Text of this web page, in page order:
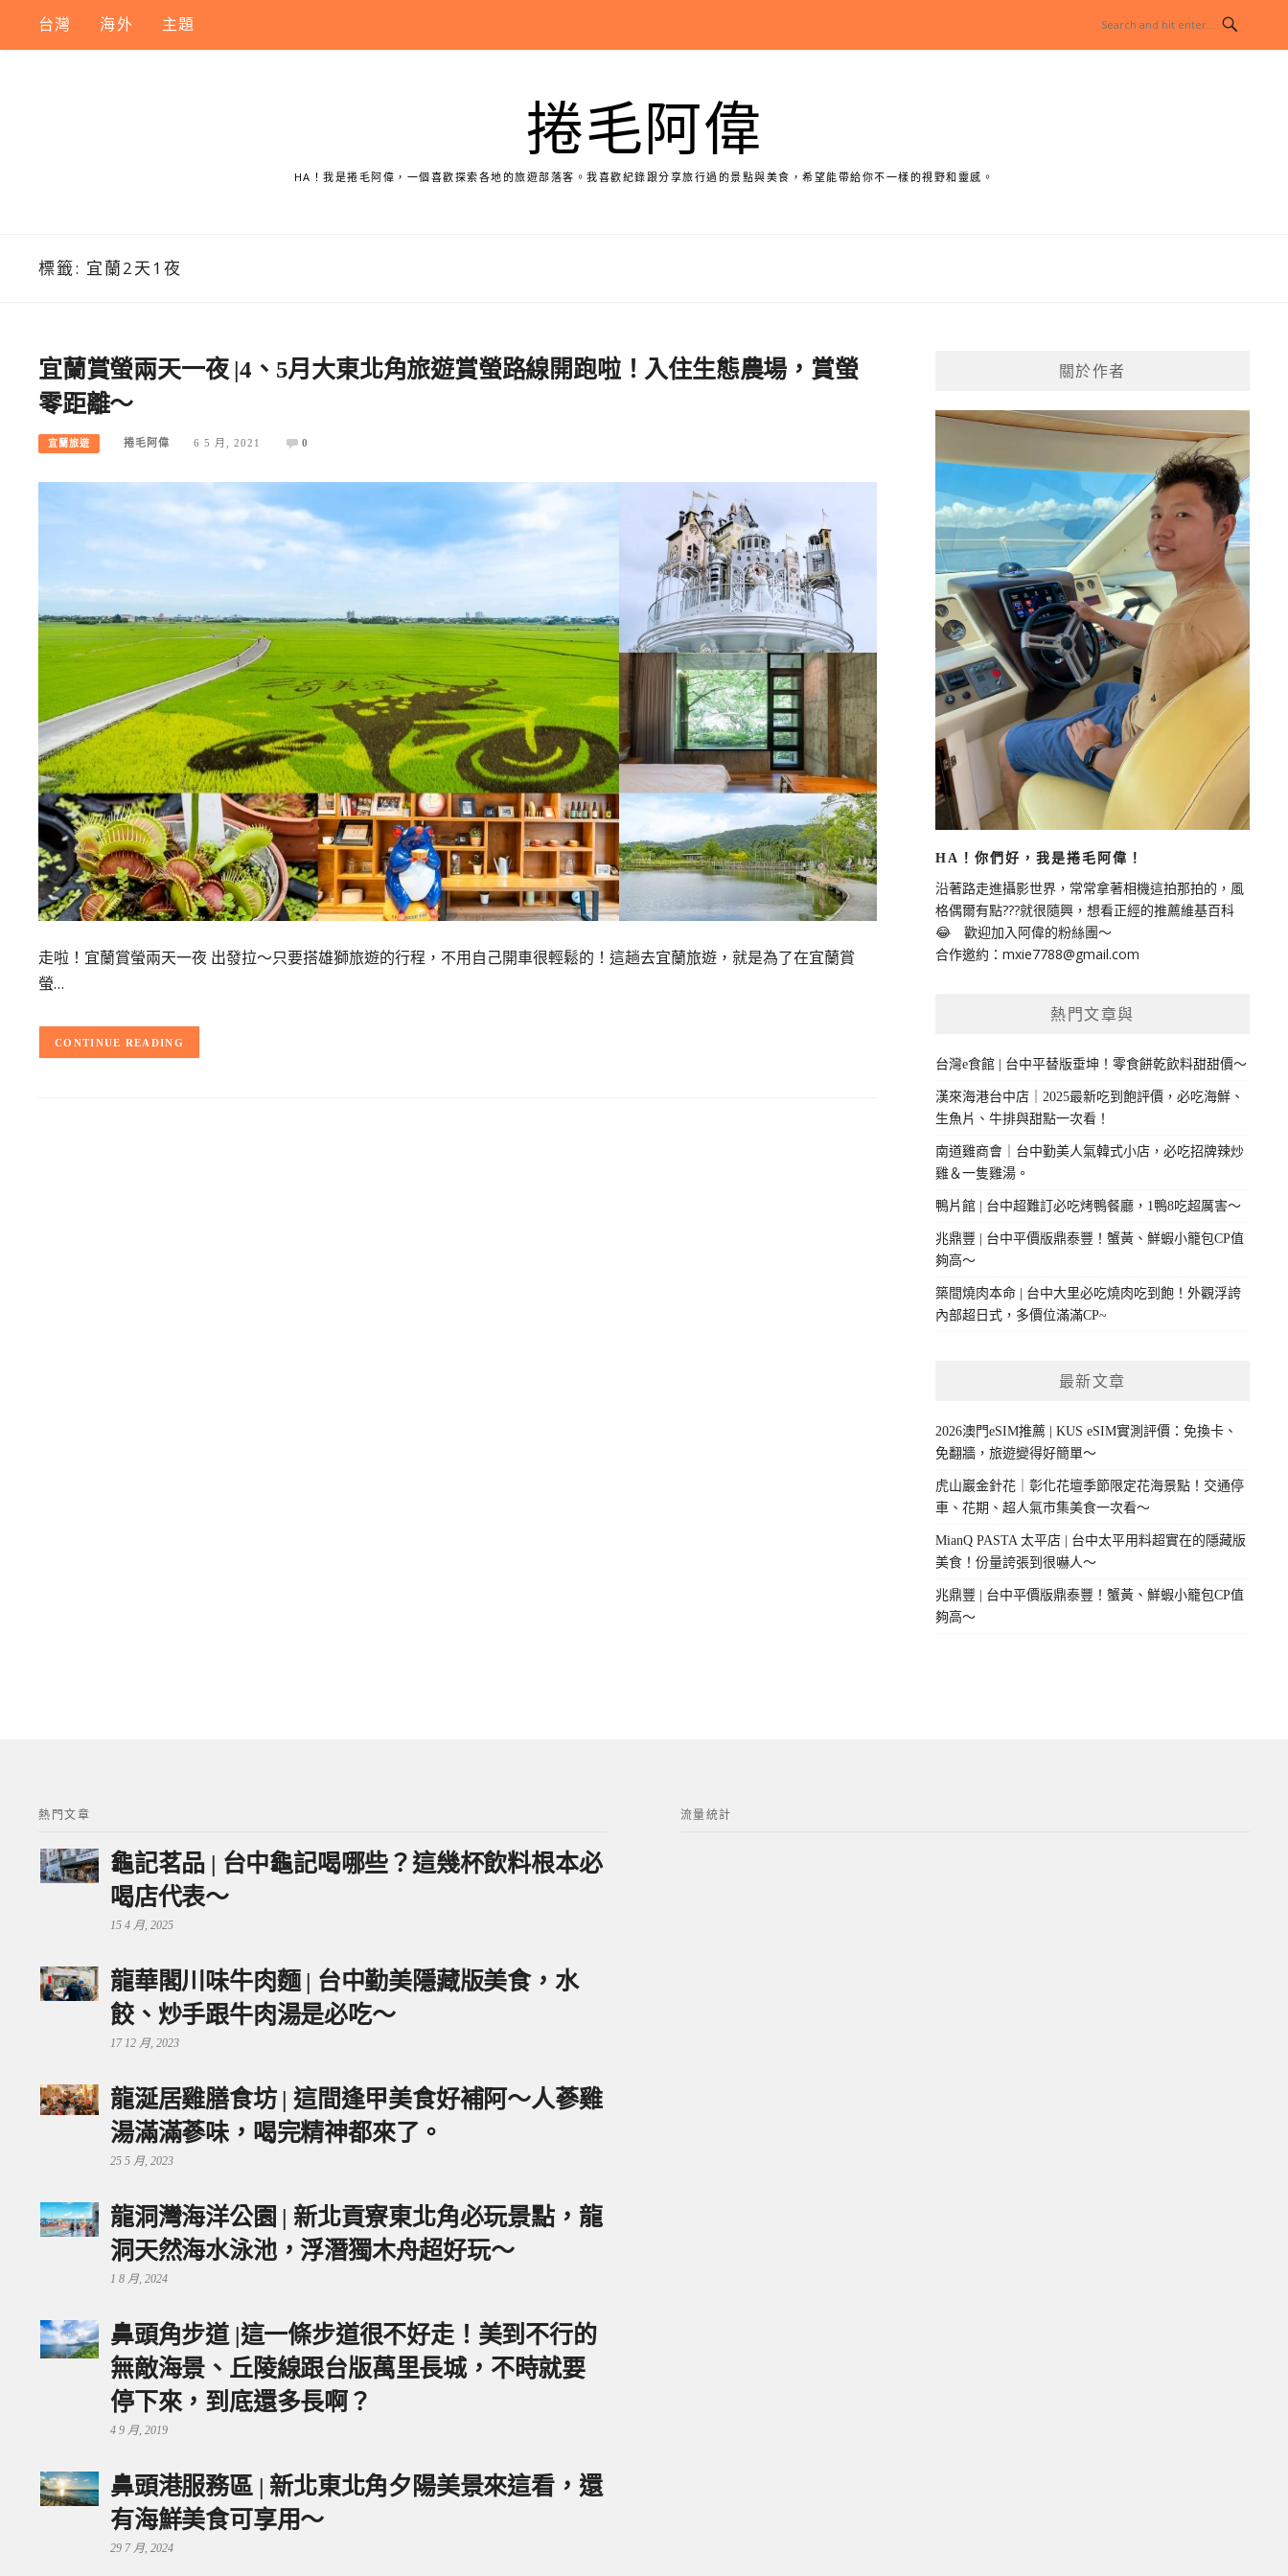
content
台灣 海外 主題
捲毛阿偉
HA！我是捲毛阿偉，一個喜歡探索各地的旅遊部落客。我喜歡紀錄跟分享旅行過的景點與美食，希望能帶給你不一樣的視野和靈感。
標籤: 宜蘭2天1夜
宜蘭賞螢兩天一夜 |4、5月大東北角旅遊賞螢路線開跑啦！入住生態農場，賞螢
零距離～
宜蘭旅遊 捲毛阿偉 6 5 月, 2021 0
走啦！宜蘭賞螢兩天一夜 出發拉～只要搭雄獅旅遊的行程，不用自己開車很輕鬆的！這趟去宜蘭旅遊，就是為了在宜蘭賞
螢…
CONTINUE READING
關於作者
HA！你們好，我是捲毛阿偉！
沿著路走進攝影世界，常常拿著相機這拍那拍的，風
格偶爾有點???就很隨興，想看正經的推薦維基百科
😂 歡迎加入阿偉的粉絲團～
合作邀約： mxie7788@gmail.com
熱門文章與
台灣e食館 | 台中平替版垂坤！零食餅乾飲料甜甜價～
漢來海港台中店｜2025最新吃到飽評價，必吃海鮮、
生魚片、牛排與甜點一次看！
南道雞商會｜台中勤美人氣韓式小店，必吃招牌辣炒
雞＆一隻雞湯。
鴨片館 | 台中超難訂必吃烤鴨餐廳，1鴨8吃超厲害～
兆鼎豐 | 台中平價版鼎泰豐！蟹黃、鮮蝦小籠包CP值
夠高～
築間燒肉本命 | 台中大里必吃燒肉吃到飽！外觀浮誇
內部超日式，多價位滿滿CP~
最新文章
2026澳門eSIM推薦 | KUS eSIM實測評價：免換卡、
免翻牆，旅遊變得好簡單～
虎山巖金針花｜彰化花壇季節限定花海景點！交通停
車、花期、超人氣市集美食一次看～
MianQ PASTA 太平店 | 台中太平用料超實在的隱藏版
美食！份量誇張到很嚇人～
兆鼎豐 | 台中平價版鼎泰豐！蟹黃、鮮蝦小籠包CP值
夠高～
熱門文章
龜記茗品 | 台中龜記喝哪些？這幾杯飲料根本必
喝店代表～
15 4 月, 2025
龍華閣川味牛肉麵 | 台中勤美隱藏版美食，水
餃、炒手跟牛肉湯是必吃～
17 12 月, 2023
龍涎居雞膳食坊 | 這間逢甲美食好補阿～人蔘雞
湯滿滿蔘味，喝完精神都來了。
25 5 月, 2023
龍洞灣海洋公園 | 新北貢寮東北角必玩景點，龍
洞天然海水泳池，浮潛獨木舟超好玩～
1 8 月, 2024
鼻頭角步道 |這一條步道很不好走！美到不行的
無敵海景、丘陵線跟台版萬里長城，不時就要
停下來，到底還多長啊？
4 9 月, 2019
鼻頭港服務區 | 新北東北角夕陽美景來這看，還
有海鮮美食可享用～
29 7 月, 2024
流量統計